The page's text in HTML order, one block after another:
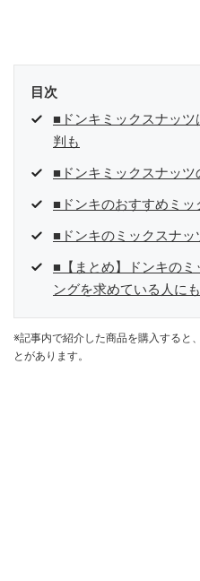
目次
■ドンキミックスナッ
判も
■ドンキミックスナッツ
■ドンキのおすすめミ
■ドンキのミックスナッ
■【まとめ】ドンキの
ングを求めている人に
※記事内で紹介した商品を購入すると
とがあります。